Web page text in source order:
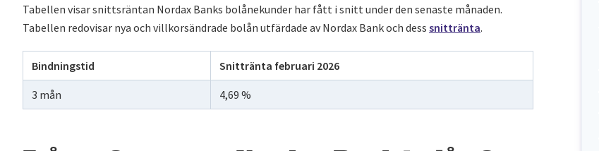
Tabellen visar snittsräntan Nordax Banks bolånekunder har fått i snitt under den senaste månaden.
Tabellen redovisar nya och villkorsändrade bolån utfärdade av Nordax Bank och dess snittränta.
Bindningstid Snittränta februari 2026
3 mån 4,69 %